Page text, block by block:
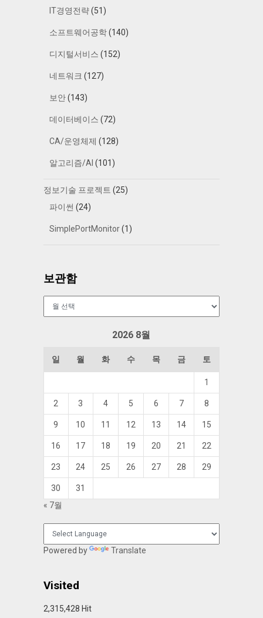
IT경영전략(51)
소프트웨어공학(140)
디지털서비스 (152)
네트워크 (127)
보안(143)
데이터베이스 (72)
CA/운영체제 (128)
알고리즘/AI (101)
정보기술 프로젝트 (25)
파이썬 (24)
SimplePortMonitor(1)
보관함
2026 8월
일 월 화 수 목 금 토
1
2 3 4 5 6 7 8
9 10 11 12 13 14 15
16 17 18 19 20 21 22
23 24 25 26 27 28 29
30
31
« 7월
Powered by Translate
Visited
2,315,428 Hit